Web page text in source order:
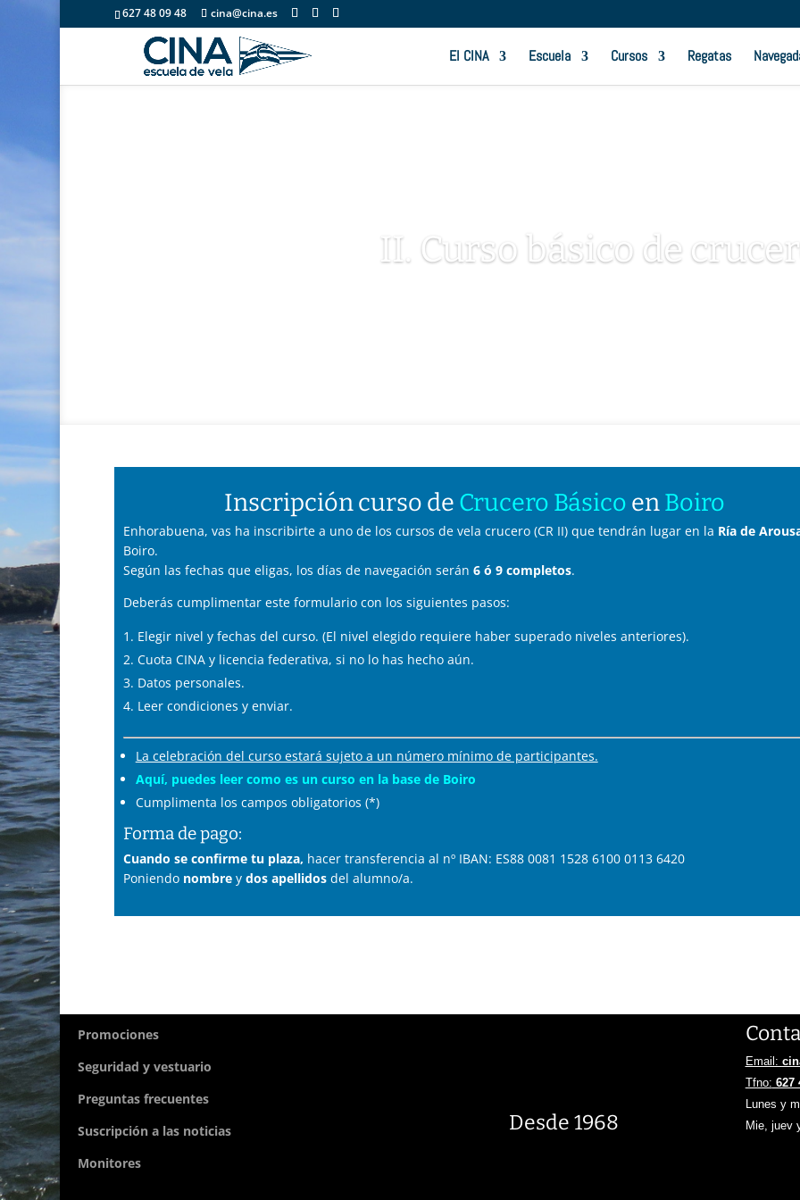
627 48 09 48 cina@cina.es
El CINA Escuela Cursos Regatas
II. Curso básico de
Inscripción curso de Crucero Básico enBoiro
Enhorabuena, vas ha inscribirte a uno de los cursos de vela crucero (CR II) que tendrán lugar en la Ría de
Boiro.
Según las fechas que eligas, los días de navegación serán 6 ó 9 completos.
Deberás cumplimentar este formulario con los siguientes pasos:
Elegir nivel y fechas del curso. (El nivel elegido requiere haber superado niveles anteriores).
Cuota CINA y licencia federativa, si no lo has hecho aún.
Datos personales.
Leer condiciones y enviar.
La celebración del curso estará sujeto a un número mínimo de participantes.
Aquí, puedes leer como es un curso en la base de Boiro
Cumplimenta los campos obligatorios (*)
Forma de pago:
Cuando se confirme tu plaza, hacer transferencia al nº IBAN: ES88 0081 1528 6100 0113 6420
Poniendo nombrey dos apellidosdel alumno/a.
Promociones
Seguridad y vestuario
Preguntas frecuentes
Suscripción a las noticias
Monitores
Desde 1968
Email:
Tfno: 627
Lunes y
Mie, juev